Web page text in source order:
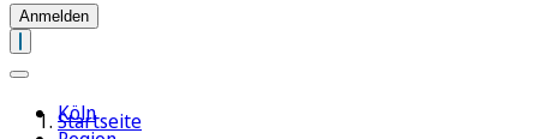
Anmelden
Köln
Startseite